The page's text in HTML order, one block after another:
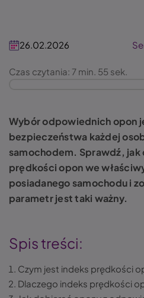
26.02.2026
Czas czytania: 7 min. 55 sek.
Wybór odpowiednich opon
bezpieczeństwa każdej
samochodem. Sprawdź,
prędkości opon we
posiadanego samochodu i
parametr jest taki ważny.
Spis treści:
Czym jest indeks prędkości
Dlaczego indeks prędkości